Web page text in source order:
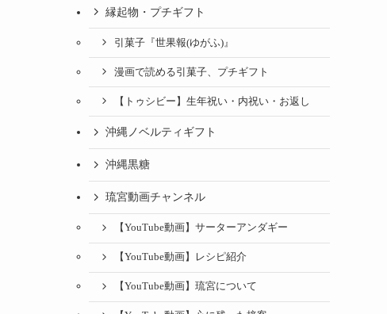
縁起物・プチギフト
引菓子『世果報(ゆがふ)』
漫画で読める引菓子、プチギフト
【トゥシビー】生年祝い・内祝い・お返し
沖縄ノベルティギフト
沖縄黒糖
琉宮動画チャンネル
【YouTube動画】サーターアンダギー
【YouTube動画】レシピ紹介
【YouTube動画】琉宮について